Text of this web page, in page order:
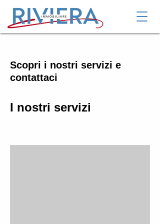
Scopri i nostri servizi e
contattaci
I nostri servizi